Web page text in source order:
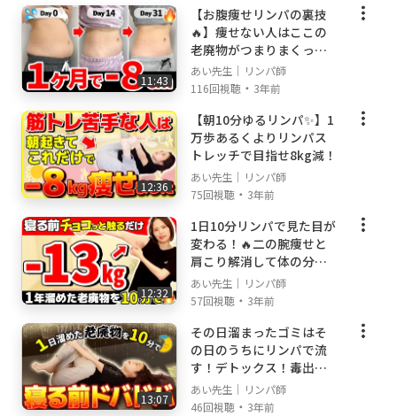
リンパセラピストとして全国で活躍している山
岡愛。
世界初のリンパ3D技術
“山岡式メディカルリンパ®"の創始者として、
リンパ技術スクール&リンパ専門サロンを運
営。
現在までに述べ2万人施術。
口コミで予約が殺到し、山岡の技術を求めて
全国や海外からお客様がご来院。
常に予約3ヶ月待ち。
ビジョンは
「山岡式メディカルリンパ®を通して
美と健康に貢献し、人生がより豊かで
楽しいと感じる女性を増やすこと」
11:43
【お腹痩せリンパの裏技
🔥】痩せない人はここの
老廃物がつまりまくって
いる
あい先生｜リンパ師
116回視聴 ・ 3年前
12:36
【朝10分ゆるリンパ✨】1
万歩あるくよりリンパス
トレッチで目指せ8kg減！
あい先生｜リンパ師
75回視聴 ・ 3年前
12:32
1日10分リンパで見た目が
変わる！🔥二の腕痩せと
肩こり解消して体の分厚
さをなくす！
あい先生｜リンパ師
57回視聴 ・ 3年前
13:07
その日溜まったゴミはそ
の日のうちにリンパで流
す！デトックス！毒出し
リンパ
あい先生｜リンパ師
46回視聴 ・ 3年前